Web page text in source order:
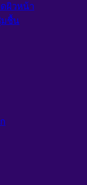
ผิวหน้า
ชื้น